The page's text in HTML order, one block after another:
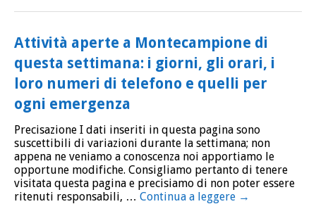
Attività aperte a Montecampione di
questa settimana: i giorni, gli orari, i
loro numeri di telefono e quelli per
ogni emergenza
Precisazione I dati inseriti in questa pagina sono
suscettibili di variazioni durante la settimana; non
appena ne veniamo a conoscenza noi apportiamo le
opportune modifiche. Consigliamo pertanto di tenere
visitata questa pagina e precisiamo di non poter essere
ritenuti responsabili, … Continua a leggere →